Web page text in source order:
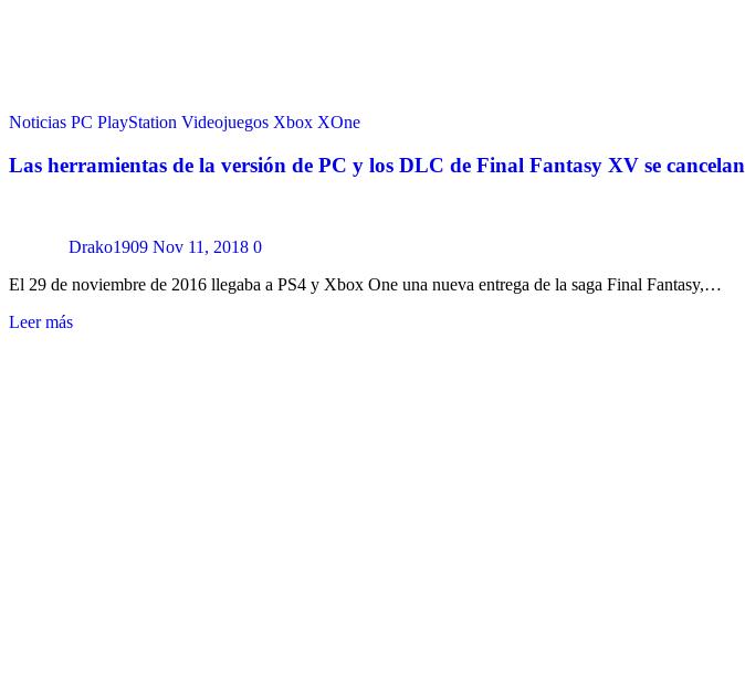
Noticias PC PlayStation Videojuegos Xbox XOne
Las herramientas de la versión de PC y los DLC de Final Fantasy XV se cancelan
Drako1909 Nov 11, 2018 0
El 29 de noviembre de 2016 llegaba a PS4 y Xbox One una nueva entrega de la saga Final Fantasy,…
Leer más